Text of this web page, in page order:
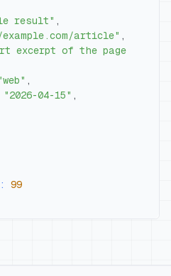
result" ,
article" ,
excerpt of the page
,
"2026-04-15" ,
:
99